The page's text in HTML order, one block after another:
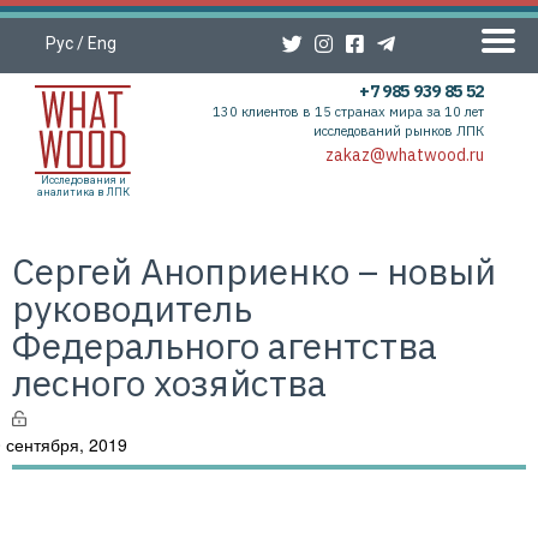
Рус/ Eng
Исследования и
аналитика в ЛПК
+7 985 939 85 52
130 клиентов в 15 странах мира за 10 лет
исследований рынков ЛПК
zakaz@whatwood.ru
Сергей Аноприенко – новый
руководитель
Федерального агентства
лесного хозяйства
сентября, 2019